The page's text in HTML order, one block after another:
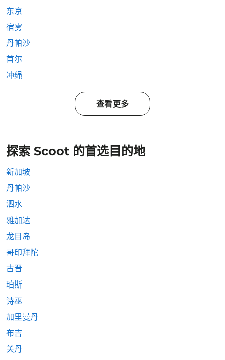
东京
宿雾
丹帕沙
首尔
冲绳
查看更多
探索 Scoot 的首选目的地
新加坡
丹帕沙
泗水
雅加达
龙目岛
哥印拜陀
古晋
珀斯
诗巫
加里曼丹
布吉
关丹